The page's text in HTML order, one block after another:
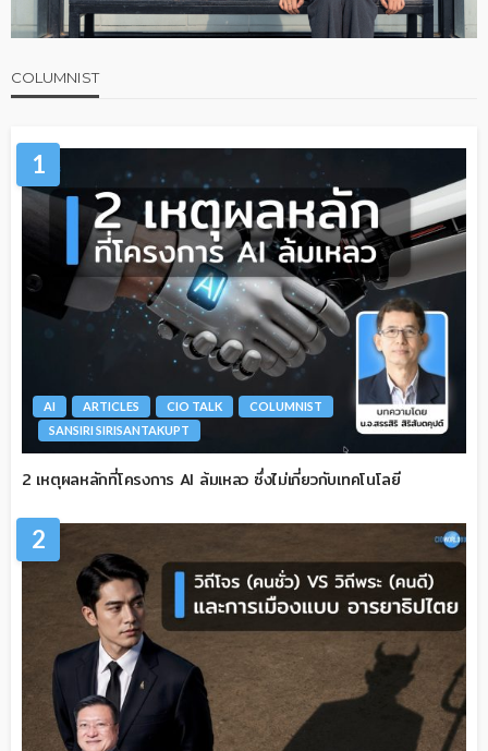
COLUMNIST
1
AI ARTICLES CIO TALK
COLUMNIST
SANSIRI SIRISANTAKUPT
2 เหตุผลหลักที่โครงการ AI ล้มเหลว ซึ่งไม่เกี่ยวกับเทคโนโลยี
2